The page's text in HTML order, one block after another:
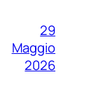
29
Maggio
2026